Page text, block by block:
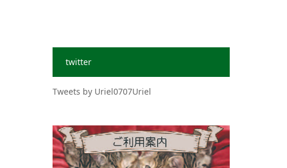
twitter
Tweets by Uriel0707Uriel